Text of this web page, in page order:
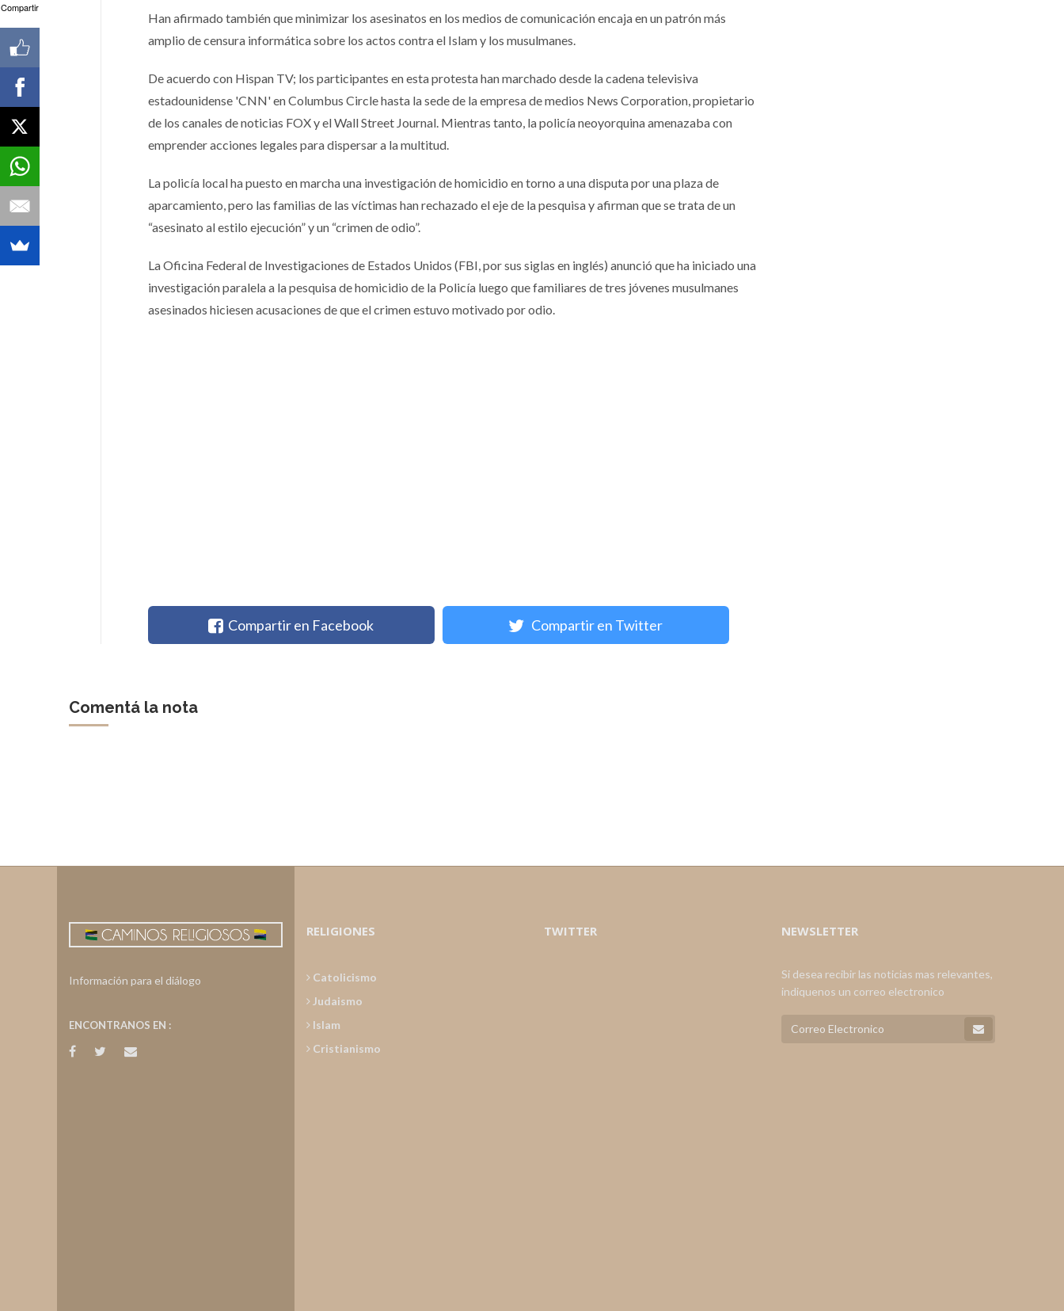
Han afirmado también que minimizar los asesinatos en los medios de comunicación encaja en un patrón más
amplio de censura informática sobre los actos contra el Islam y los musulmanes.
De acuerdo con Hispan TV; los participantes en esta protesta han marchado desde la cadena televisiva
estadounidense 'CNN' en Columbus Circle hasta la sede de la empresa de medios News Corporation, propietario
de los canales de noticias FOX y el Wall Street Journal. Mientras tanto, la policía neoyorquina amenazaba con
emprender acciones legales para dispersar a la multitud.
La policía local ha puesto en marcha una investigación de homicidio en torno a una disputa por una plaza de
aparcamiento, pero las familias de las víctimas han rechazado el eje de la pesquisa y afirman que se trata de un
“asesinato al estilo ejecución” y un “crimen de odio”.
La Oficina Federal de Investigaciones de Estados Unidos (FBI, por sus siglas en inglés) anunció que ha iniciado una
investigación paralela a la pesquisa de homicidio de la Policía luego que familiares de tres jóvenes musulmanes
asesinados hiciesen acusaciones de que el crimen estuvo motivado por odio.
Compartir en Facebook Compartir en Twitter
Comentá la nota
Información para el diálogo
ENCONTRANOS EN :
RELIGIONES
Catolicismo
Judaismo
Islam
Cristianismo
TWITTER NEWSLETTER
Si desea recibir las noticias mas relevantes,
indiquenos un correo electronico
Compartir